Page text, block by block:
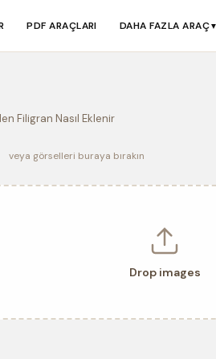
PDF ARAÇLARI DAHA FAZLA ARAÇ▼
Filigran Nasıl Eklenir
veya görselleri buraya bırakın
Drop images